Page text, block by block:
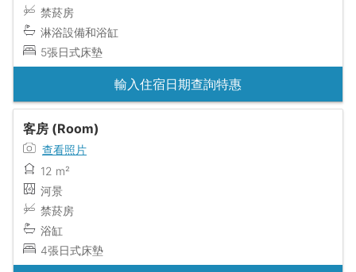
禁菸房
淋浴設備和浴缸
5張日式床墊
輸入住宿日期查詢特惠
客房 (Room)
查看照片
12 m²
河景
禁菸房
浴缸
4張日式床墊